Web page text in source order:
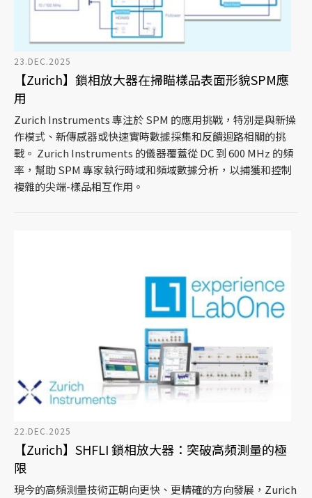
23.DEC.2025
【Zurich】鎖相放大器在掃瞄樣品表面形貌SPM應
用
Zurich Instruments 專注於 SPM 的應用挑戰，特別是與新操
作模式、新傳感器或快速實時數據採集和反饋迴路相關的挑
戰。 Zurich Instruments 的儀器覆蓋從 DC 到 600 MHz 的頻
率，幫助 SPM 專家執行時域和頻域數據分析，以捕獲和控制
複雜的尖端-樣品相互作用。
22.DEC.2025
【Zurich】SHFLI 鎖相放大器：突破高頻測量的極
限
現今的高頻測量技術正朝向更快、更精確的方向發展，Zurich